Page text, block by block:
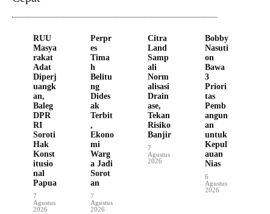
RUU
Masya
rakat
Adat
Diperj
uangk
an,
Baleg
DPR
RI
Soroti
Hak
Konst
itusio
nal
Papua
7
Agustus
2026
Perpr
es
Tima
h
Belitu
ng
Dides
ak
Terbit
,
Ekono
mi
Warg
a Jadi
Sorot
an
7
Agustus
2026
Citra
Land
Samp
ali
Norm
alisasi
Drain
ase,
Tekan
Risiko
Banjir
7
Agustus
2026
Bobby
Nasuti
on
Bawa
3
Priori
tas
Pemb
angun
an
untuk
Kepul
auan
Nias
6
Agustus
2026